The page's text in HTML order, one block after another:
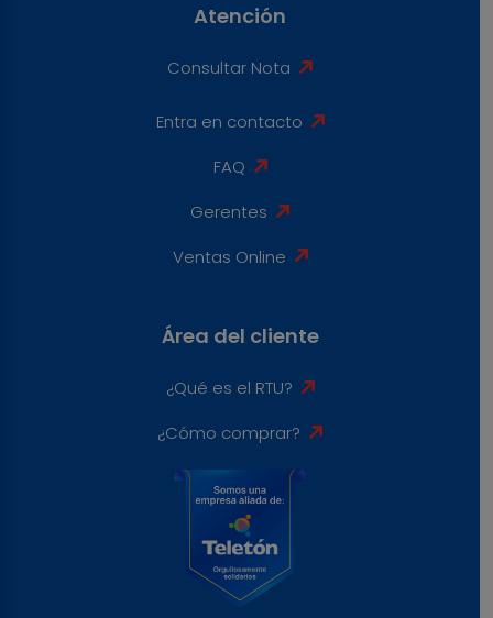
Atención
Consultar Nota
Entra en contacto
FAQ
Gerentes
Ventas Online
Área del cliente
¿Qué es el RTU?
¿Cómo comprar?